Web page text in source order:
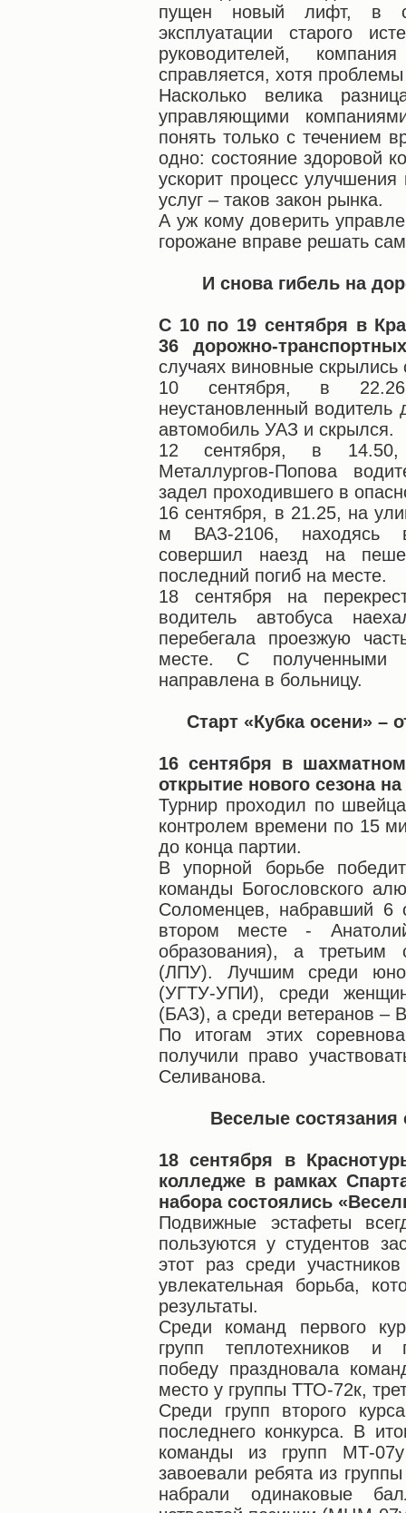
пущен новый лифт, в
эксплуатации старого
руководителей,
справляется, хотя
Насколько велика
управляющими
понять только с течением
одно: состояние здоровой
ускорит процесс
услуг – таков закон рынка.
А уж кому доверить
горожане вправе решать
И снова гибель на
С 10 по 19 сентября в
36 дорожно-
случаях виновные скрылись
10 сентября, в
неустановленный водитель
автомобиль УАЗ и скрылся.
12 сентября, в 14.50,
Металлургов-Попова
задел проходившего в
16 сентября, в 21.25, на
м ВАЗ-2106, находясь
совершил наезд на
последний погиб на месте.
18 сентября на
водитель автобуса
перебегала проезжую
месте. С полученными
направлена в больницу.
Старт «Кубка осени» –
16 сентября в
открытие нового сезона
Турнир проходил по
контролем времени по 15
до конца партии.
В упорной борьбе
команды Богословского
Соломенцев, набравший 6
втором месте -
образования), а третьим
(ЛПУ). Лучшим среди
(УГТУ-УПИ), среди
(БАЗ), а среди ветеранов –
По итогам этих
получили право
Селиванова.
Веселые состязания
18 сентября в
колледже в рамках
набора состоялись
Подвижные эстафеты
пользуются у студентов
этот раз среди
увлекательная борьба,
результаты.
Среди команд первого
групп теплотехников и
победу праздновала
место у группы ТТО-72к,
Среди групп второго
последнего конкурса. В
команды из групп МТ-
завоевали ребята из
набрали одинаковые